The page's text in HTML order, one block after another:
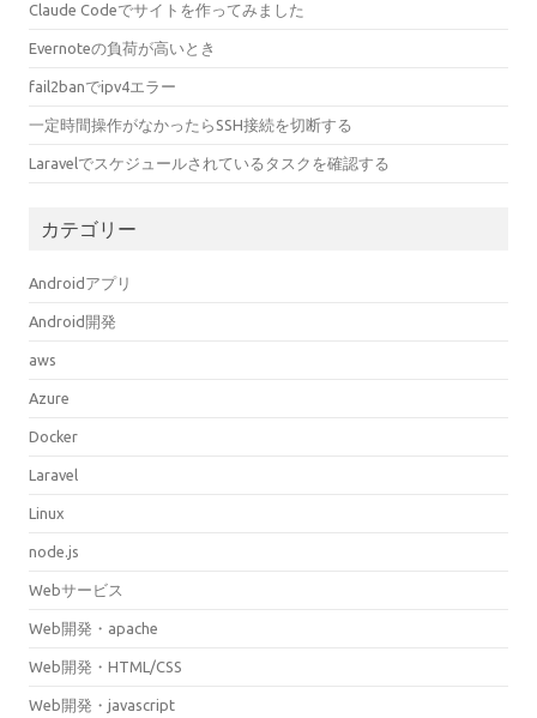
Claude Codeでサイトを作ってみました
Evernoteの負荷が高いとき
fail2banでipv4エラー
一定時間操作がなかったらSSH接続を切断する
Laravelでスケジュールされているタスクを確認する
カテゴリー
Androidアプリ
Android開発
aws
Azure
Docker
Laravel
Linux
node.js
Webサービス
Web開発・apache
Web開発・HTML/CSS
Web開発・javascript